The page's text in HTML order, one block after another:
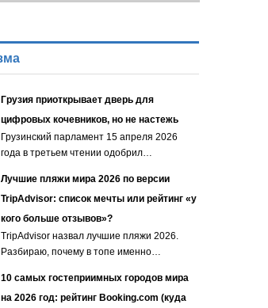
Грузия приоткрывает дверь для
цифровых кочевников, но не настежь
Грузинский парламент 15 апреля 2026
года в третьем чтении одобрил…
Лучшие пляжи мира 2026 по версии
TripAdvisor: список мечты или рейтинг «у
кого больше отзывов»?
TripAdvisor назвал лучшие пляжи 2026.
Разбираю, почему в топе именно…
10 самых гостеприимных городов мира
на 2026 год: рейтинг Booking.com (куда